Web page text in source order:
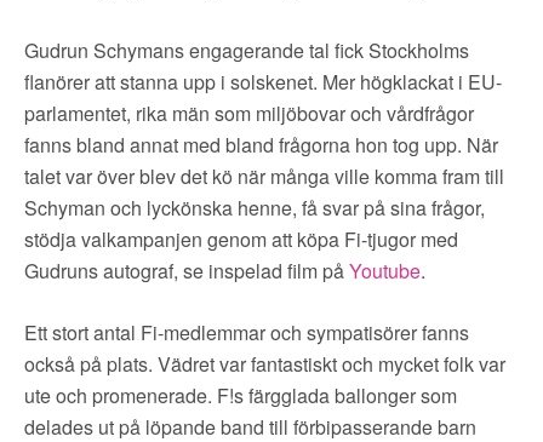
PARTILEDARE
OM FI ▼
FÖR MEDLEMMAR ▼
NYHETER
Gudrun Schymans engagerande tal fick Stockholms
flanörer att stanna upp i solskenet. Mer högklackat i EU-
parlamentet, rika män som miljöbovar och vårdfrågor
fanns bland annat med bland frågorna hon tog upp. När
talet var över blev det kö när många ville komma fram till
Schyman och lyckönska henne, få svar på sina frågor,
stödja valkampanjen genom att köpa Fi-tjugor med
Gudruns autograf, se inspelad film påYoutube.
Ett stort antal Fi-medlemmar och sympatisörer fanns
också på plats. Vädret var fantastiskt och mycket folk var
ute och promenerade. F!s färgglada ballonger som
delades ut på löpande band till förbipasserande barn